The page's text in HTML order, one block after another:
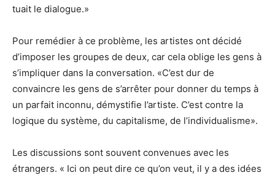
tuait le dialogue.»
Pour remédier à ce problème, les artistes ont décidé
d’imposer les groupes de deux, car cela oblige les gens à
s’impliquer dans la conversation. «C’est dur de
convaincre les gens de s’arrêter pour donner du temps à
un parfait inconnu, démystifie l’artiste. C’est contre la
logique du système, du capitalisme, de l’individualisme».
Les discussions sont souvent convenues avec les
étrangers. « Ici on peut dire ce qu’on veut, il y a des idées